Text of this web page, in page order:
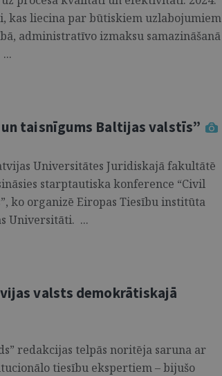
liecina par būtiskiem uzlabojumiem
administratīvo izmaksu samazināšanā
taisnīgums Baltijas valstīs”
Universitātes Juridiskajā fakultātē
starptautiska konference “Civil
ko organizē Eiropas Tiesību institūta
Universitāti. ...
valsts demokrātiskajā
redakcijas telpās noritēja saruna ar
tiesību ekspertiem – bijušo